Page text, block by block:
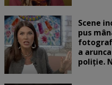
Scene
pus
a
poliție.